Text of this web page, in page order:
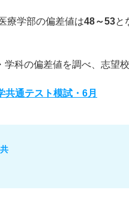
療学部の偏差値は48～53と
科の偏差値を調べ、志望
通テスト模試・6月